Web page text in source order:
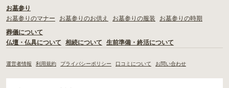
お墓参り
お墓参りのマナー
お墓参りのお供え お墓参りの服装
お墓参りの時期
葬儀について
仏壇・仏具について
相続について 生前準備・終活について
運営者情報 利用規約 プライバシーポリシー 口コミについて お問い合わせ